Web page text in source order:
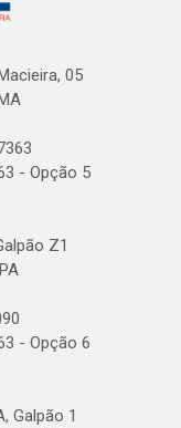
05
- Opção 5
Z1
- Opção 6
Galpão 1